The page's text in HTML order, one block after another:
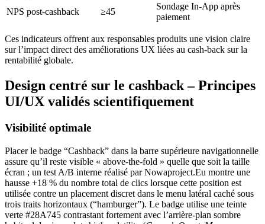
NPS post‑cashback
≥45
Sondage In‑App après
paiement
Ces indicateurs offrent aux responsables produits une vision claire
sur l’impact direct des améliorations UX liées au cash‑back sur la
rentabilité globale.
Design centré sur le cashback – Principes
UI/UX validés scientifiquement
Visibilité optimale
Placer le badge “Cashback” dans la barre supérieure navigationnelle
assure qu’il reste visible « above‑the‑fold » quelle que soit la taille
écran ; un test A/B interne réalisé par Nowaproject.Eu montre une
hausse +18 % du nombre total de clics lorsque cette position est
utilisée contre un placement discret dans le menu latéral caché sous
trois traits horizontaux (“hamburger”). Le badge utilise une teinte
verte #28A745 contrastant fortement avec l’arrière‑plan sombre